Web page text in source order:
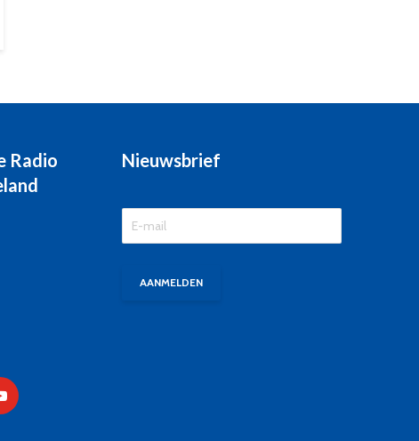
Radio
Nieuwsbrief